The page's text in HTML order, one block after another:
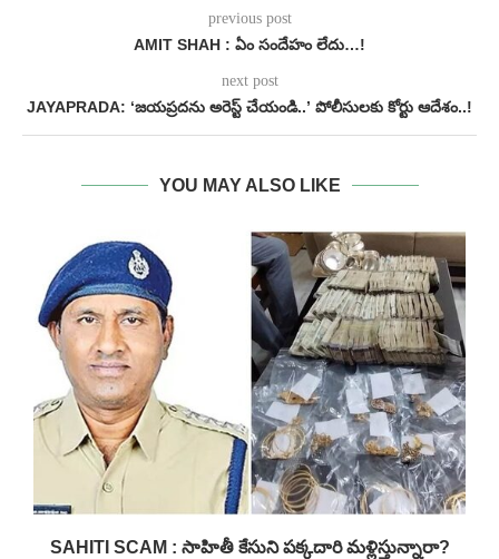
previous post
AMIT SHAH : ఏం సందేహం లేదు…!
next post
JAYAPRADA: ‘జయప్రదను అరెస్ట్ చేయండి..’ పోలీసులకు కోర్టు ఆదేశం..!
YOU MAY ALSO LIKE
SAHITI SCAM : సాహితీ కేసుని పక్కదారి మళ్లిస్తున్నారా?